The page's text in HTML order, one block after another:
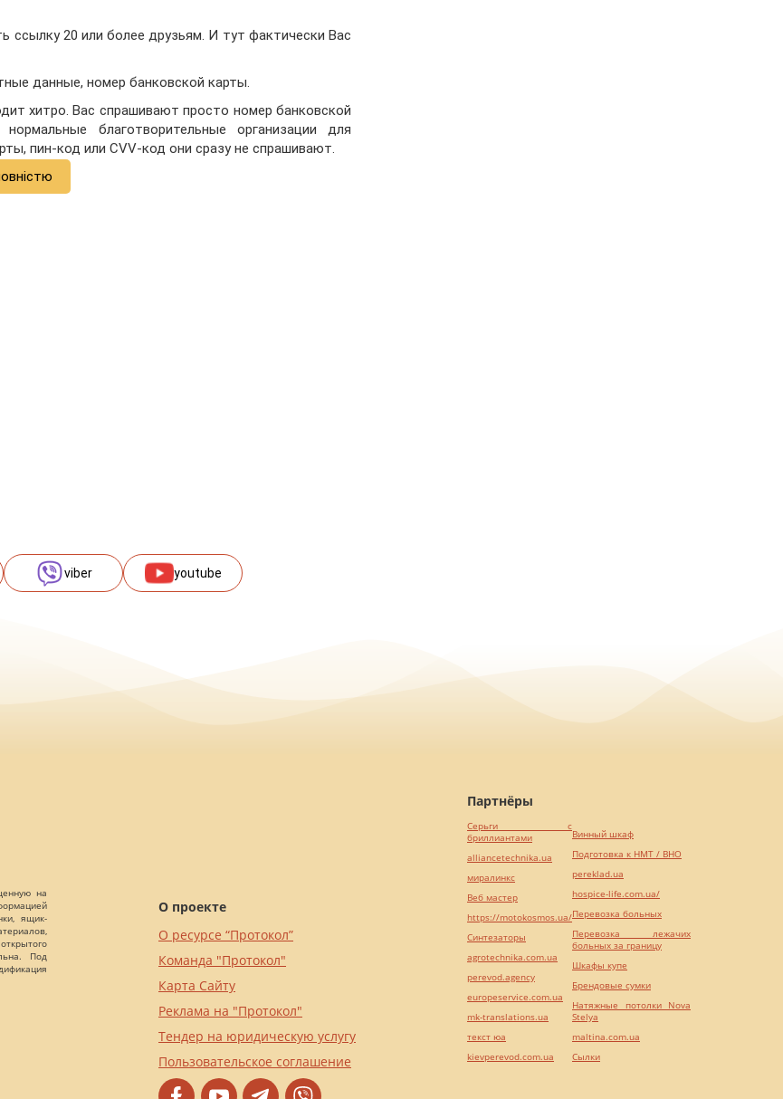
ссылку 20 или более друзьям. И тут фактически Вас
данные, номер банковской карты.
хитро. Вас спрашивают просто номер банковской
благотворительные организации для
пин-код или CVV-код они сразу не спрашивают.
viber youtube
на
ящик-
Под
О проекте
О ресурсе “Протокол”
Команда "Протокол"
Карта Сайту
Реклама на "Протокол"
Тендер на юридическую услугу
Пользовательское соглашение
Партнёры
Серьги с
бриллиантами
alliancetechnika.ua
миралинкс
Веб мастер
https://motokosmos.ua/
Синтезаторы
agrotechnika.com.ua
perevod.agency
europeservice.com.ua
mk-translations.ua
текст юа
kievperevod.com.ua
Винный шкаф
Подготовка к НМТ / ВНО
pereklad.ua
hospice-life.com.ua/
Перевозка больных
Перевозка лежачих
больных за границу
Шкафы купе
Брендовые сумки
Натяжные потолки Nova
Stelya
maltina.com.ua
Cылки